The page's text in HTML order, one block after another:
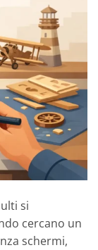
si
cercano un
schermi,